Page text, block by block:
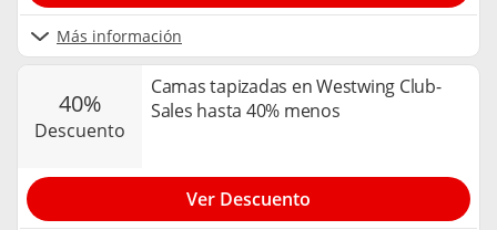
Más información
40%
descuento
Camas tapizadas en Westwing Club-
Sales hasta 40% menos
Ver Descuento